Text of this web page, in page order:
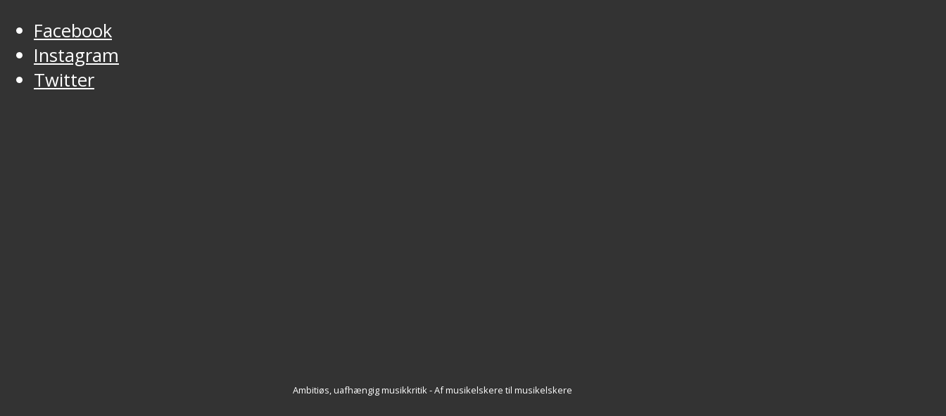
Facebook
Instagram
Twitter
Ambitiøs, uafhængig musikkritik - Af musikelskere til musikelskere